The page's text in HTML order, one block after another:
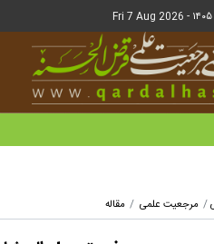
Fri 7 Aug 2026
مرجعیت علمی مقاله